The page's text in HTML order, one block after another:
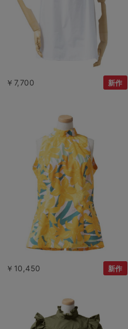
￥7,700 新作
￥10,450 新作